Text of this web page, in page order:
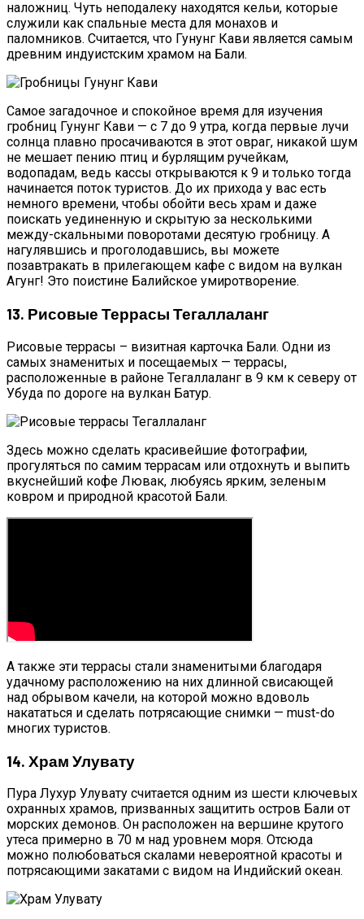
наложниц. Чуть неподалеку находятся кельи, которые
служили как спальные места для монахов и
паломников. Считается, что Гунунг Кави является самым
древним индуистским храмом на Бали.
Самое загадочное и спокойное время для изучения
гробниц Гунунг Кави — с 7 до 9 утра, когда первые лучи
солнца плавно просачиваются в этот овраг, никакой шум
не мешает пению птиц и бурлящим ручейкам,
водопадам, ведь кассы открываются к 9 и только тогда
начинается поток туристов. До их прихода у вас есть
немного времени, чтобы обойти весь храм и даже
поискать уединенную и скрытую за несколькими
между-скальными поворотами десятую гробницу. А
нагулявшись и проголодавшись, вы можете
позавтракать в прилегающем кафе с видом на вулкан
Агунг! Это поистине Балийское умиротворение.
13. Рисовые Террасы Тегаллаланг
Рисовые террасы – визитная карточка Бали. Одни из
самых знаменитых и посещаемых — террасы,
расположенные в районе Тегаллаланг в 9 км к северу от
Убуда по дороге на вулкан Батур.
Здесь можно сделать красивейшие фотографии,
прогуляться по самим террасам или отдохнуть и выпить
вкуснейший кофе Лювак, любуясь ярким, зеленым
ковром и природной красотой Бали.
А также эти террасы стали знаменитыми благодаря
удачному расположению на них длинной свисающей
над обрывом качели, на которой можно вдоволь
накататься и сделать потрясающие снимки — must-do
многих туристов.
14. Храм Улувату
Пура Лухур Улувату считается одним из шести ключевых
охранных храмов, призванных защитить остров Бали от
морских демонов. Он расположен на вершине крутого
утеса примерно в 70 м над уровнем моря. Отсюда
можно полюбоваться скалами невероятной красоты и
потрясающими закатами с видом на Индийский океан.